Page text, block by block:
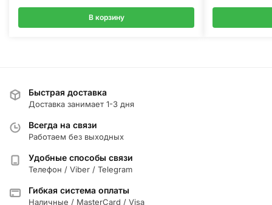
В корзину
Быстрая доставка
Доставка занимает 1-3 дня
Всегда на связи
Работаем без выходных
Удобные способы связи
Телефон / Viber / Telegram
Гибкая система оплаты
Наличные / MasterCard / Visa